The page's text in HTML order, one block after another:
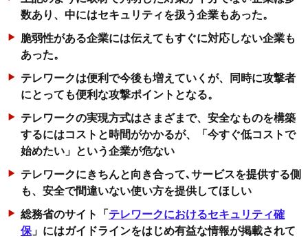
数あり、中にはセキュリティを扱う企業もあった。
脆弱性がある企業には伝えてもすぐに対応しない企業も
あった。
テレワークは便利で今後も増えていくが、同時に攻撃者
にとっても便利な攻撃ポイントとなる。
テレワークの実現方式はさまざまで、安全なものを構築
するにはコストと時間がかかるが、「今すぐ低コストで
始めたい」という企業が危ない
テレワークにきちんと向き合って､サービスを提供する側
も、安全で間違いない使い方を提供してほしい
総務省のサイト「 テレワークにおけるセキュリティ確
保 」にはガイドラインをはじめ有益な情報が掲載されて